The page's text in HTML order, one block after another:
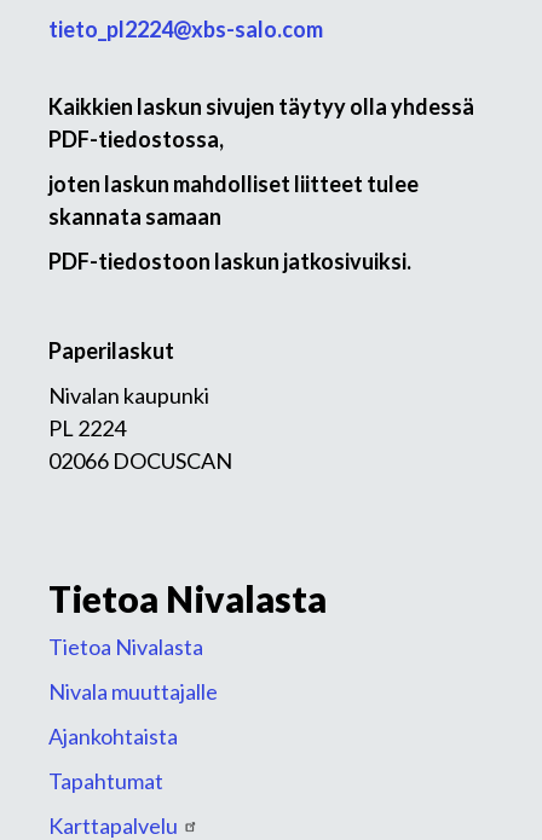
tieto_pl2224@xbs-salo.com
Kaikkien laskun sivujen täytyy olla yhdessä
PDF-tiedostossa,
joten laskun mahdolliset liitteet tulee
skannata samaan
PDF-tiedostoon laskun jatkosivuiksi.
Paperilaskut
Nivalan kaupunki
PL 2224
02066 DOCUSCAN
Tietoa Nivalasta
Tietoa Nivalasta
Nivala muuttajalle
Ajankohtaista
Tapahtumat
Karttapalvelu